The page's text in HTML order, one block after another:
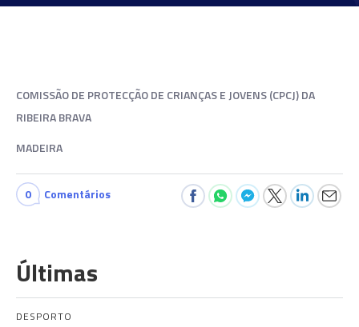
COMISSÃO DE PROTECÇÃO DE CRIANÇAS E JOVENS (CPCJ) DA
RIBEIRA BRAVA
MADEIRA
0 Comentários
Últimas
DESPORTO